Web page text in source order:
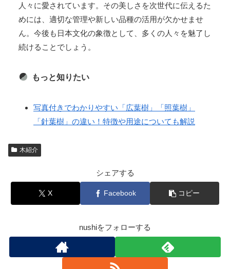
人々に愛されています。その美しさを次世代に伝えるた
めには、適切な管理や新しい品種の活用が欠かせませ
ん。今後も日本文化の象徴として、多くの人々を魅了し
続けることでしょう。
もっと知りたい
写真付きでわかりやすい「広葉樹」「照葉樹」
「針葉樹」の違い！特徴や用途についても解説
木紹介
シェアする
X Facebook コピー
nushiをフォローする